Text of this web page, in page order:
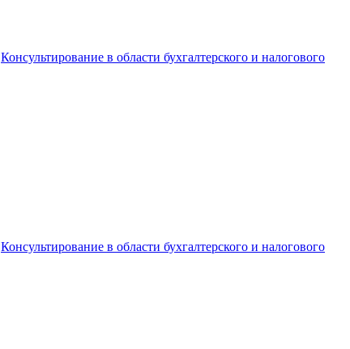
Консультирование в области бухгалтерского и налогового
Консультирование в области бухгалтерского и налогового